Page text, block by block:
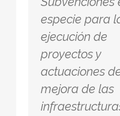
especie para
ejecución de
proyectos y
actuaciones
mejora de las